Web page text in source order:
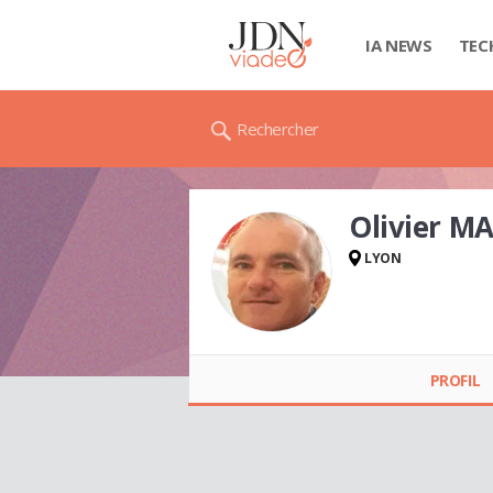
IA NEWS
Rechercher
Olivier MARI
Olivier
LYON
PROFIL